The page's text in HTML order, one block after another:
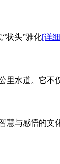
状头”雅化[详
里水道。它不
慧与感悟的文